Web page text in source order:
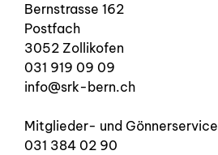
Bernstrasse 162
Postfach
3052 Zollikofen
031 919 09 09
info@srk-bern.ch
Mitglieder- und Gönnerservice
031 384 02 90